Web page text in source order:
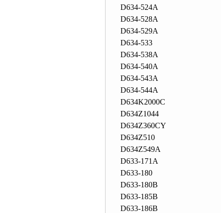
D634-524A
D634-528A
D634-529A
D634-533
D634-538A
D634-540A
D634-543A
D634-544A
D634K2000C
D634Z1044
D634Z360CY
D634Z510
D634Z549A
D633-171A
D633-180
D633-180B
D633-185B
D633-186B